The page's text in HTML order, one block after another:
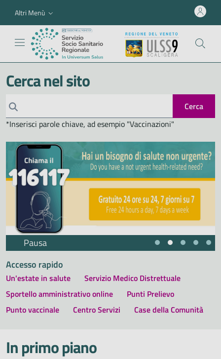
Altri Menù
Cerca nel sito
Cerca
*Inserisci parole chiave, ad esempio "Vaccinazioni"
Pausa
Accesso rapido
Un'estate in salute
Servizio Medico Distrettuale
Sportello amministrativo online
Punti Prelievo
Punto vaccinale
Centro Servizi Case della Comunità
In primo piano